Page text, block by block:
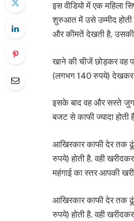
इस वीडियो में एक महिला
शुरुआत में उसे उम्मीद होती
और कीमतें देखती है, उसकी
खाने की चीजें छोड़कर वह
(लगभग 140 रुपये) देखकर
इसके बाद वह और सस्ते
बजट से काफी ज्यादा होती
आखिरकार काफी देर तक
रुपये) होती है. वही
महंगाई का स्तर आपकी
आखिरकार काफी देर तक
रुपये) होती है. वही